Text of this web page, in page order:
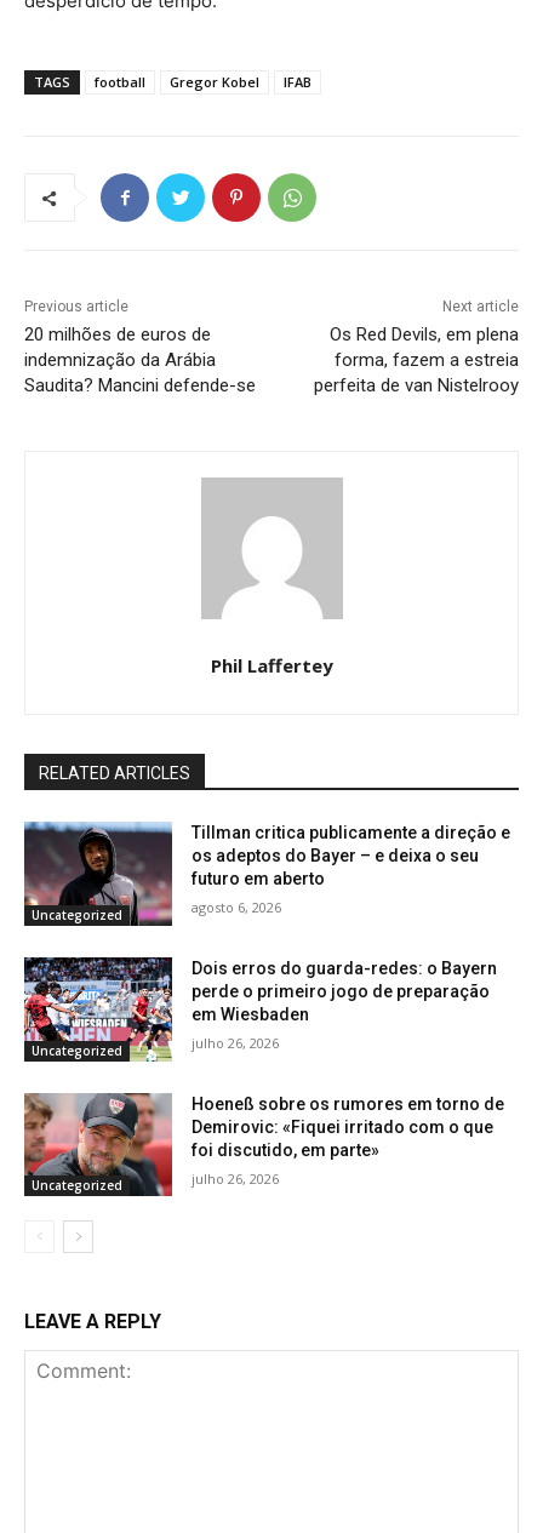
TAGS football Gregor Kobel IFAB
Previous article
20 milhões de euros de
indemnização da Arábia
Saudita? Mancini defende-se
Next article
Os Red Devils, em plena
forma, fazem a estreia
perfeita de van Nistelrooy
Phil Laffertey
RELATED ARTICLES
Uncategorized
Tillman critica publicamente a direção e
os adeptos do Bayer – e deixa o seu
futuro em aberto
agosto 6, 2026
Uncategorized
Dois erros do guarda-redes: o Bayern
perde o primeiro jogo de preparação
em Wiesbaden
julho 26, 2026
Uncategorized
Hoeneß sobre os rumores em torno de
Demirovic: «Fiquei irritado com o que
foi discutido, em parte»
julho 26, 2026
LEAVE A REPLY